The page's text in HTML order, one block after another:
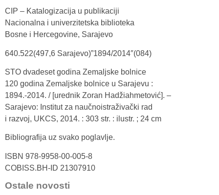
CIP – Katalogizacija u publikaciji
Nacionalna i univerzitetska biblioteka
Bosne i Hercegovine, Sarajevo
640.522(497,6 Sarajevo)”1894/2014″(084)
STO dvadeset godina Zemaljske bolnice
120 godina Zemaljske bolnice u Sarajevu :
1894.-2014. / [urednik Zoran Hadžiahmetović]. –
Sarajevo: Institut za naučnoistraživački rad
i razvoj, UKCS, 2014. : 303 str. : ilustr. ; 24 cm
Bibliografija uz svako poglavlje.
ISBN 978-9958-00-005-8
COBISS.BH-ID 21307910
Ostale novosti